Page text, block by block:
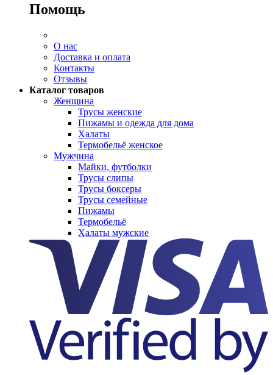
Помощь
О нас
Доставка и оплата
Контакты
Отзывы
Каталог товаров
Женщина
Трусы женские
Пижамы и одежда для дома
Халаты
Термобельё женское
Мужчина
Майки, футболки
Трусы слипы
Трусы боксеры
Трусы семейные
Пижамы
Термобельё
Халаты мужские